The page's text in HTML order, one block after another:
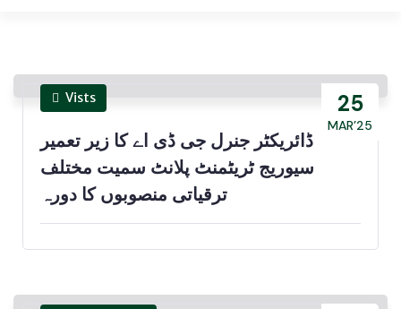
25
MAR’25
Vists
ڈائریکٹر جنرل جی ڈی اے کا زیر تعمیر
سیوریج ٹریٹمنٹ پلانٹ سمیت مختلف
ترقیاتی منصوبوں کا دورہ